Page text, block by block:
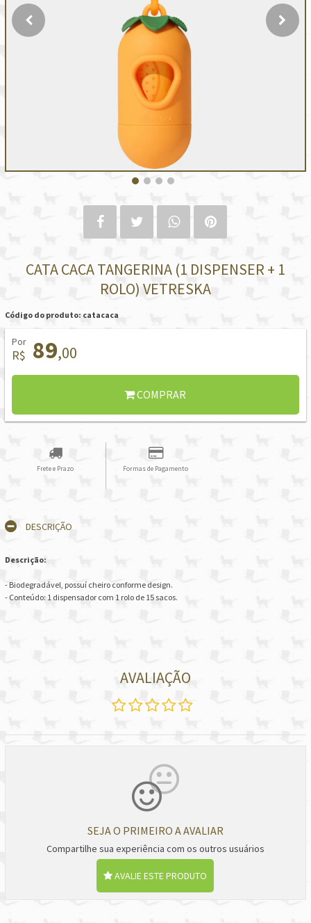
CATA CACA TANGERINA (1 DISPENSER + 1
ROLO) VETRESKA
Código do produto: catacaca
Por
R$ 89,00
COMPRAR
Frete e Prazo Formas de Pagamento
DESCRIÇÃO
Descrição:
- Biodegradável, possuí cheiro conforme design.
- Conteúdo: 1 dispensador com 1 rolo de 15 sacos.
AVALIAÇÃO
SEJA O PRIMEIRO A AVALIAR
Compartilhe sua experiência com os outros usuários
AVALIE ESTE PRODUTO